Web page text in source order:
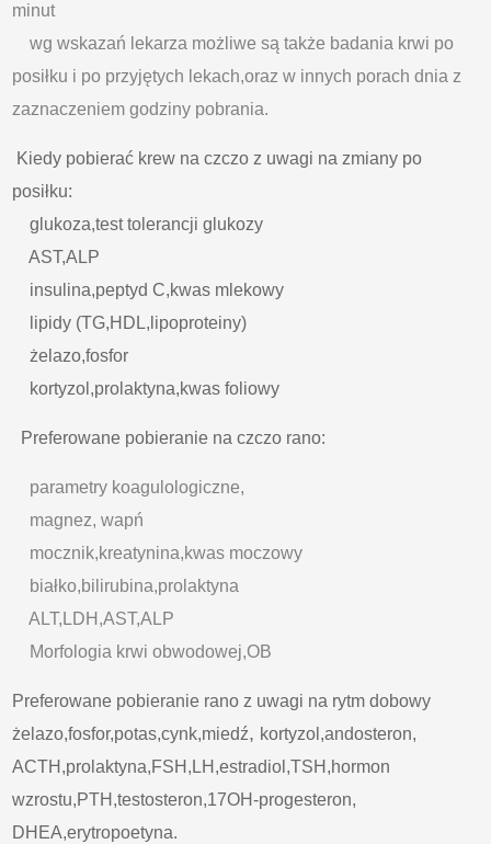
minut
wg wskazań lekarza możliwe są także badania krwi po
posiłku i po przyjętych lekach,oraz w innych porach dnia z
zaznaczeniem godziny pobrania.
Kiedy pobierać krew na czczo z uwagi na zmiany po
posiłku:
glukoza,test tolerancji glukozy
AST,ALP
insulina,peptyd C,kwas mlekowy
lipidy (TG,HDL,lipoproteiny)
żelazo,fosfor
kortyzol,prolaktyna,kwas foliowy
Preferowane pobieranie na czczo rano:
parametry koagulologiczne,
magnez, wapń
mocznik,kreatynina,kwas moczowy
białko,bilirubina,prolaktyna
ALT,LDH,AST,ALP
Morfologia krwi obwodowej,OB
Preferowane pobieranie rano z uwagi na rytm dobowy
żelazo,fosfor,potas,cynk,miedź, kortyzol,andosteron,
ACTH,prolaktyna,FSH,LH,estradiol,TSH,hormon
wzrostu,PTH,testosteron,17OH-progesteron,
DHEA,erytropoetyna.